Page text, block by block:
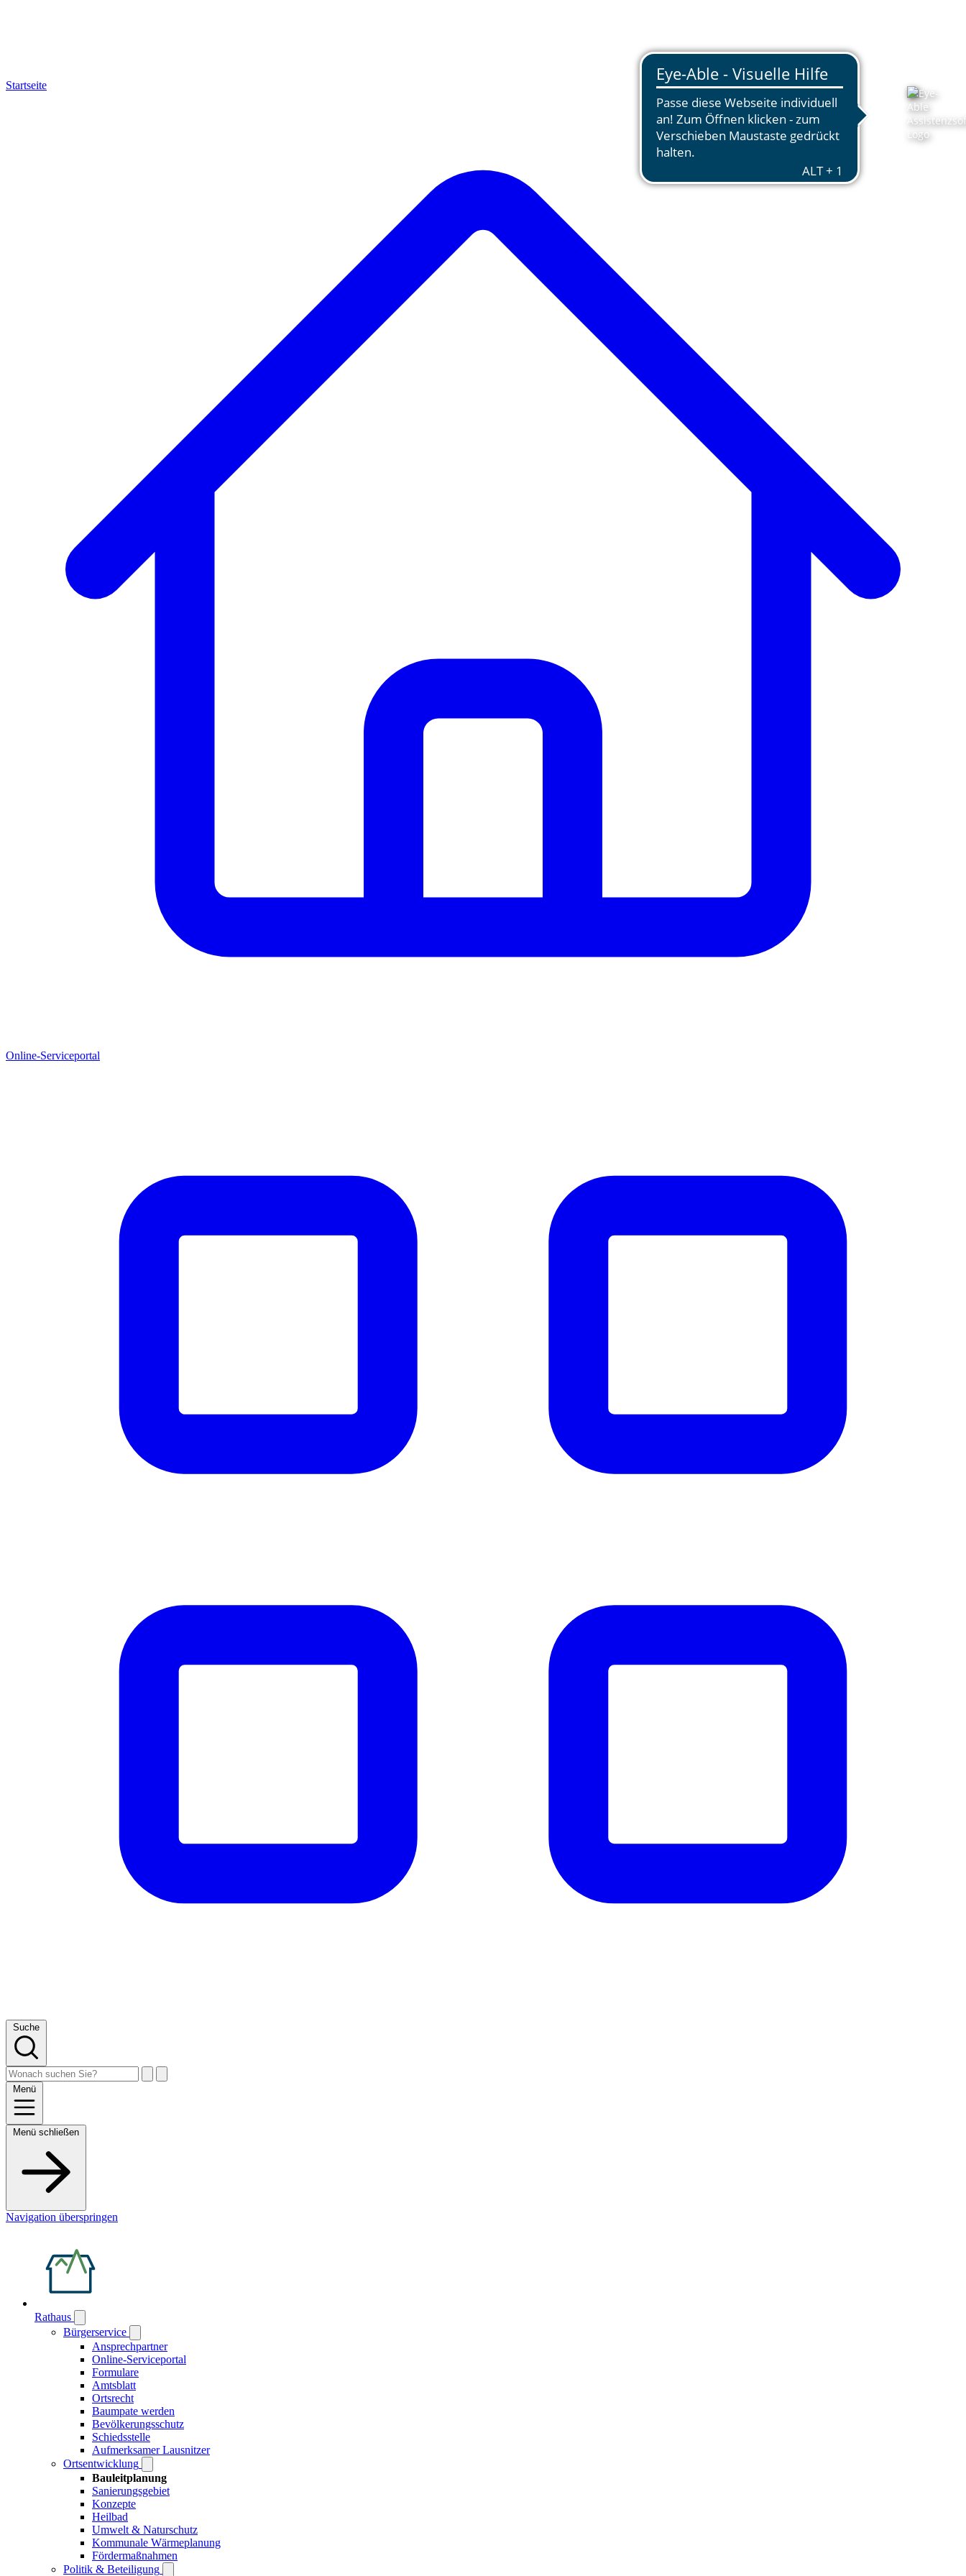
Startseite
Online-Serviceportal
Suche
Menü
Menü schließen
Navigation überspringen
Rathaus
Bürgerservice
Ansprechpartner
Online-Serviceportal
Formulare
Amtsblatt
Ortsrecht
Baumpate werden
Bevölkerungsschutz
Schiedsstelle
Aufmerksamer Lausnitzer
Ortsentwicklung
Bauleitplanung
Sanierungsgebiet
Konzepte
Heilbad
Umwelt & Naturschutz
Kommunale Wärmeplanung
Fördermaßnahmen
Politik & Beteiligung